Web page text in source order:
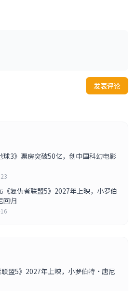
发表评论
球3》票房突破50亿，创中国科幻电影
《复仇者联盟5》2027年上映，小罗伯
回归
盟5》2027年上映，小罗伯特·唐尼